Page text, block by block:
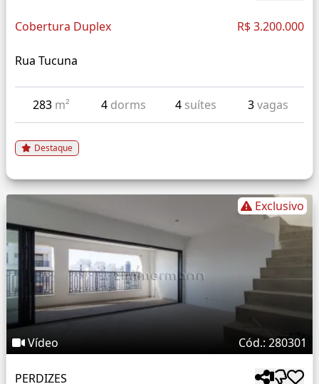
Cobertura Duplex R$ 3.200.000
Rua Tucuna
283 m² 4 dorms 4 suítes 3vagas
Destaque
Exclusivo
Vídeo Cód.: 280301
PERDIZES